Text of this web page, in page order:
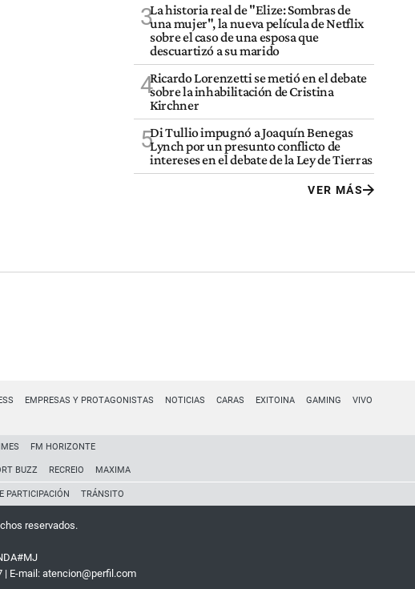
3La historia real de "Elize: Sombras de
una mujer", la nueva película de Netflix
sobre el caso de una esposa que
descuartizó a su marido
4Ricardo Lorenzetti se metió en el debate
sobre la inhabilitación de Cristina
Kirchner
5Di Tullio impugnó a Joaquín Benegas
Lynch por un presunto conflicto de
intereses en el debate de la Ley de Tierras
VER MÁS
EMPRESAS Y PROTAGONISTAS NOTICIAS CARAS EXITOINA GAMING VIVO
FM HORIZONTE
BUZZ RECREIO MAXIMA
PARTICIPACIÓN TRÁNSITO
reservados.
| E-mail: atencion@perfil.com